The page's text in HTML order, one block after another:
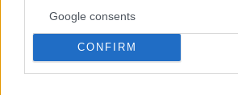
Google consents
CONFIRM
digital para quedarse. Menú
sector gastronómico de